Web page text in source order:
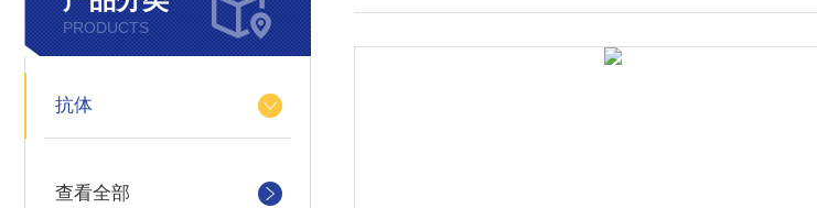
PRODUCTS
抗体
查看全部